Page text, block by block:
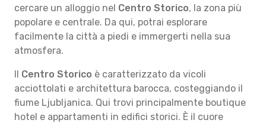
cercare un alloggio nel Centro Storico, la zona più
popolare e centrale. Da qui, potrai esplorare
facilmente la città a piedi e immergerti nella sua
atmosfera.
Il Centro Storico è caratterizzato da vicoli
acciottolati e architettura barocca, costeggiando il
fiume Ljubljanica. Qui trovi principalmente boutique
hotel e appartamenti in edifici storici. È il cuore